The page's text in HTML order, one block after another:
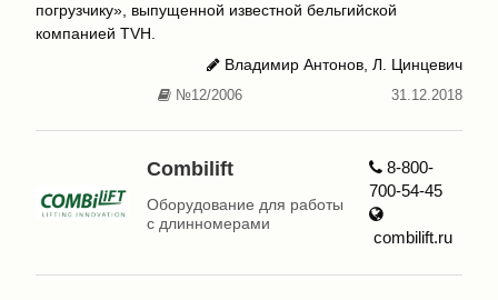
погрузчику», выпущенной известной бельгийской
компанией TVH.
Владимир Антонов, Л. Цинцевич
№12/2006
31.12.2018
Combilift
Оборудование для работы
с длинномерами
8-800-
700-54-45
combilift.ru